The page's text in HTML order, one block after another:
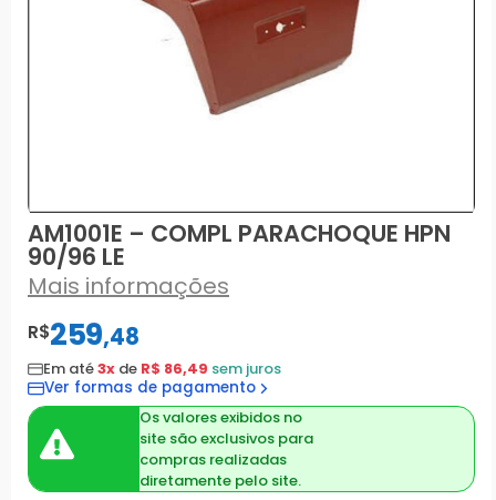
AM1001E – COMPL PARACHOQUE HPN
90/96 LE
Mais informações
R$259,48
Em até3x de R$ 86,49 sem juros
Ver formas de pagamento
Os valores exibidos no
site são exclusivos para
compras realizadas
diretamente pelo site.